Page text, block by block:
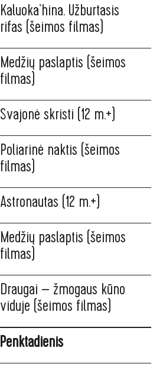
Kaluoka’hina. Užburtasis
rifas (šeimos filmas)
Medžių paslaptis (šeimos
filmas)
Svajonė skristi (12 m.+)
Poliarinė naktis (šeimos
filmas)
Astronautas (12 m.+)
Medžių paslaptis (šeimos
filmas)
Draugai – žmogaus kūno
viduje (šeimos filmas)
Penktadienis